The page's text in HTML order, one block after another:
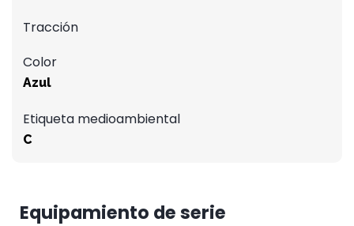
Tracción
Color
Azul
Etiqueta medioambiental
C
Equipamiento de serie